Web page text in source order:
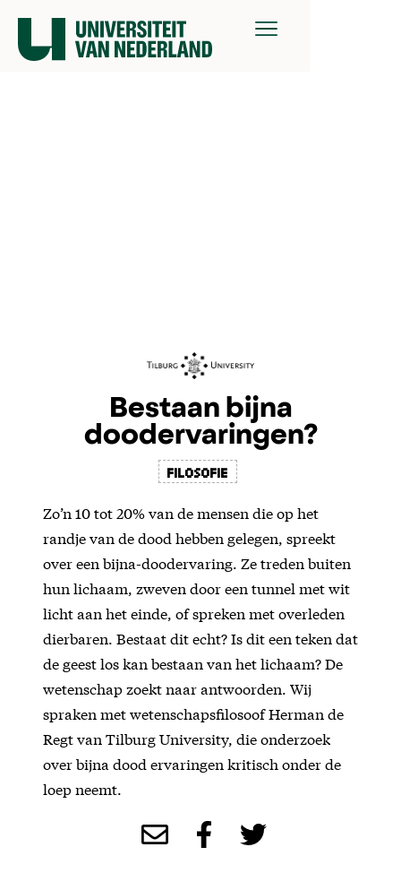
Bestaan bijna
doodervaringen?
filosofie
Zo’n 10 tot 20% van de mensen die op het
randje van de dood hebben gelegen, spreekt
over een bijna-doodervaring. Ze treden buiten
hun lichaam, zweven door een tunnel met wit
licht aan het einde, of spreken met overleden
dierbaren. Bestaat dit echt? Is dit een teken dat
de geest los kan bestaan van het lichaam? De
wetenschap zoekt naar antwoorden. Wij
spraken met wetenschapsfilosoof Herman de
Regt van Tilburg University, die onderzoek
over bijna dood ervaringen kritisch onder de
loep neemt.